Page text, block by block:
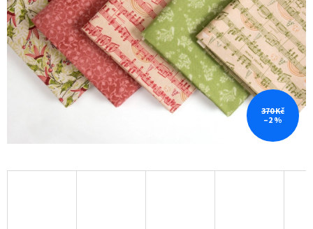
370 Kč
–2 %